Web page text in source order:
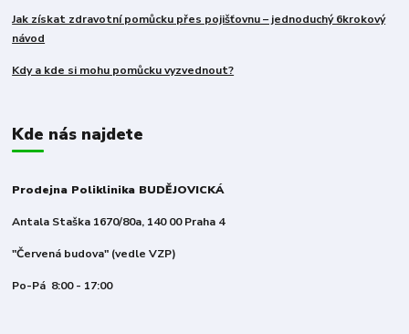
Jak získat zdravotní pomůcku přes pojišťovnu – jednoduchý 6krokový
návod
Kdy a kde si mohu pomůcku vyzvednout?
Kde nás najdete
Prodejna Poliklinika BUDĚJOVICKÁ
Antala Staška 1670/80a, 140 00 Praha 4
"Červená budova" (vedle VZP)
Po-Pá 8:00 - 17:00